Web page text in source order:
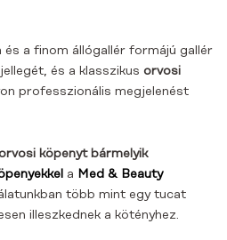
a finom állógallér formájú gallér
és a klasszikus orvosi
professzionális megjelenést
köpenyt bármelyik
a Med & Beauty
több mint egy tucat
illeszkednek a kötényhez.